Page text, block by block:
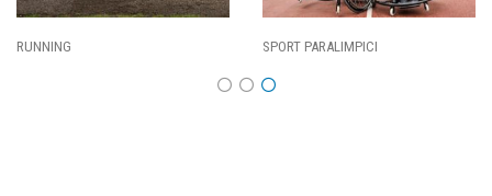
SPORT PARALIMPICI